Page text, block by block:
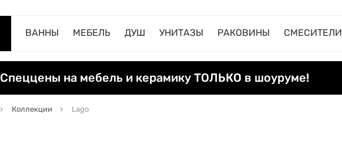
ВАННЫ МЕБЕЛЬ ДУШ УНИТАЗЫ РАКОВИНЫ СМЕСИТЕЛИ
Спеццены на мебель и керамику ТОЛЬКО в шоуруме!
Коллекции Lago